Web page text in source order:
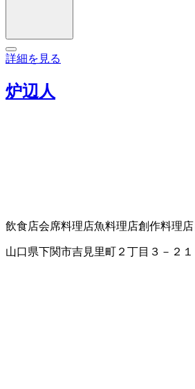
詳細を見る
炉辺人
飲食店会席料理店魚料理店創作料理店
山口県下関市吉見里町２丁目３－２１